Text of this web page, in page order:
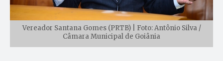
Vereador Santana Gomes (PRTB) | Foto: Antônio Silva /
Câmara Municipal de Goiânia